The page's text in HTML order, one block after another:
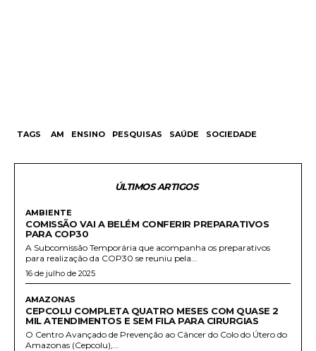
TAGS AM ENSINO PESQUISAS SAÚDE SOCIEDADE
ÚLTIMOS ARTIGOS
AMBIENTE
COMISSÃO VAI A BELÉM CONFERIR PREPARATIVOS
PARA COP30
A Subcomissão Temporária que acompanha os preparativos
para realização da COP30 se reuniu pela...
16 de julho de 2025
AMAZONAS
CEPCOLU COMPLETA QUATRO MESES COM QUASE 2
MIL ATENDIMENTOS E SEM FILA PARA CIRURGIAS
O Centro Avançado de Prevenção ao Câncer do Colo do Útero do
Amazonas (Cepcolu),...